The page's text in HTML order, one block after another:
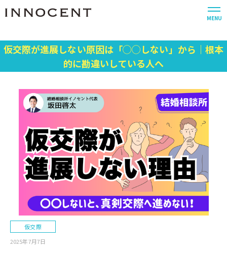
MENU
仮交際が進展しない原因は「◯◯しない」から｜根本
的に勘違いしている人へ
仮交際
2025年7月7日